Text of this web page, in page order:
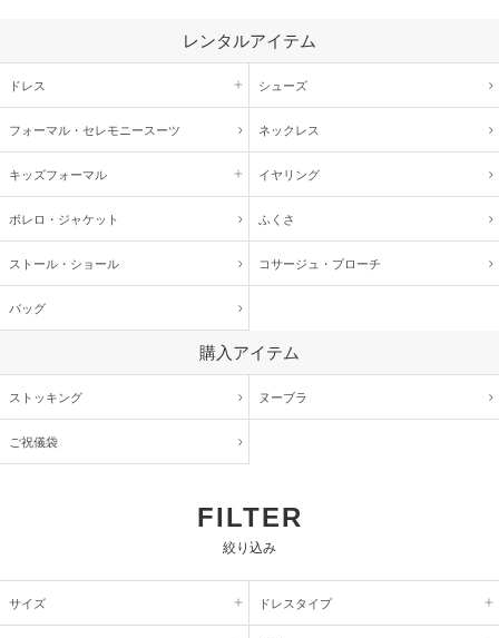
レンタルアイテム
ドレス シューズ
フォーマル・ セレモニースーツ ネックレス
キッズフォーマル イヤリング
ボレロ・ジャケット ふくさ
ストール・ショール コサージュ・ ブローチ
バッグ
購入アイテム
ストッキング ヌーブラ
ご祝儀袋
FILTER
絞り込み
サイズ ドレスタイプ